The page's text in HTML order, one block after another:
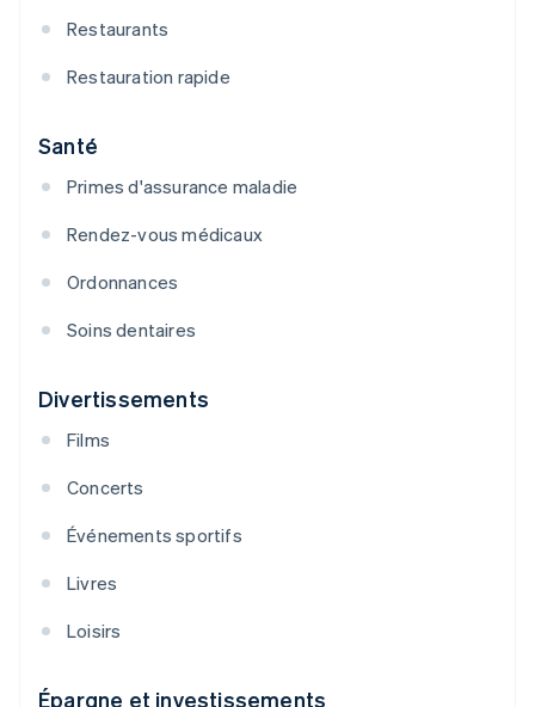
Restaurants
Restauration rapide
Santé
Primes d'assurance maladie
Rendez-vous médicaux
Ordonnances
Soins dentaires
Divertissements
Films
Concerts
Événements sportifs
Livres
Loisirs
Épargne et investissements